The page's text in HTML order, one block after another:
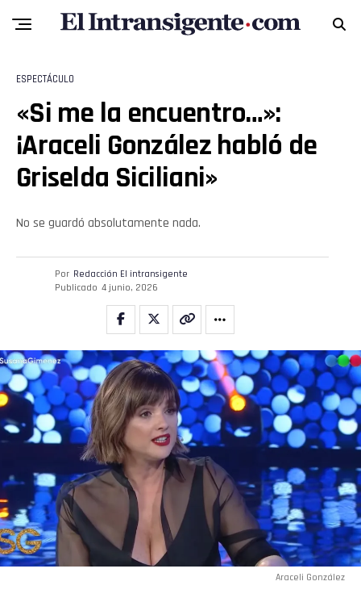
ESPECTÁCULO
«Si me la encuentro…»:
¡Araceli González habló de
Griselda Siciliani»
No se guardó absolutamente nada.
Por Redacción El intransigente
Publicado 4 junio, 2026
Araceli González